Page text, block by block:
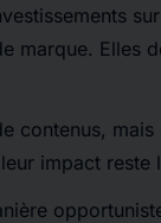
marque. Elles
contenus,
impact reste